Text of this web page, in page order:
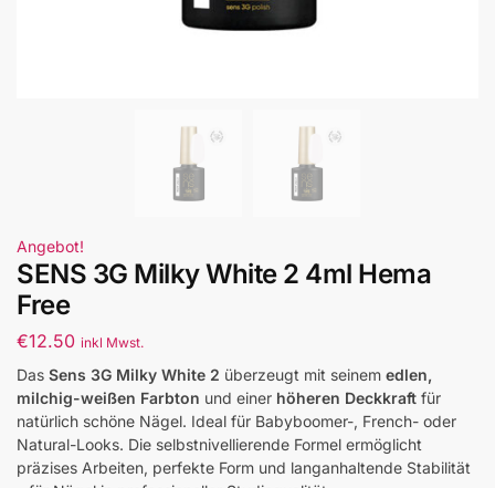
Angebot!
SENS 3G Milky White 2 4ml Hema
Free
€12.50 inkl Mwst.
Das Sens 3G Milky White 2 überzeugt mit seinem edlen,
milchig-weißen Farbton und einer höheren Deckkraft für
natürlich schöne Nägel. Ideal für Babyboomer-, French- oder
Natural-Looks. Die selbstnivellierende Formel ermöglicht
präzises Arbeiten, perfekte Form und langanhaltende Stabilität